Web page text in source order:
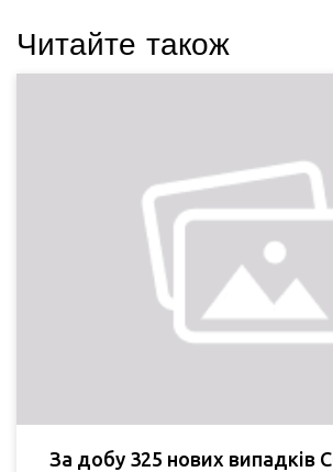
Читайте також
За добу 325 нових випадків